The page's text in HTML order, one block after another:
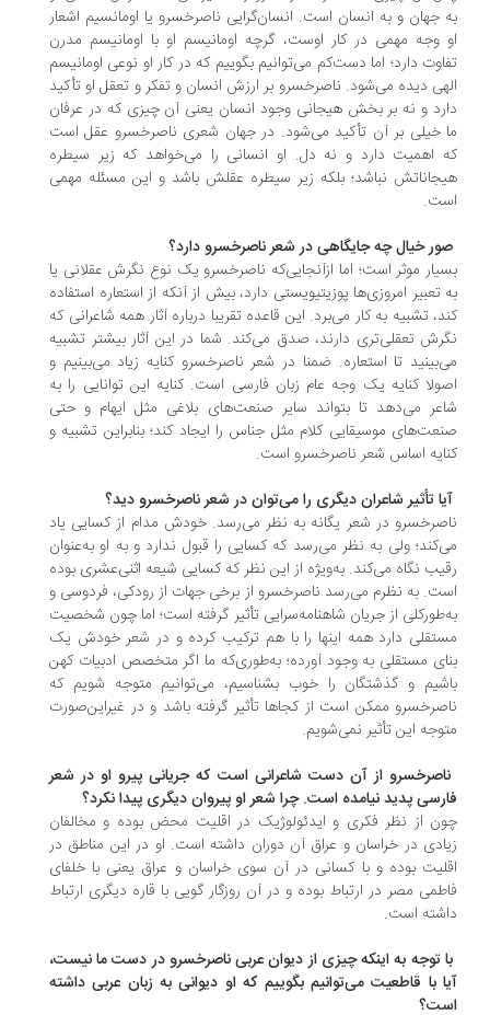
جهان و به انسان است. انسان‌گرایی ناصرخسرو یا اومانسیم اشعار
وجه مهمی در کار اوست، گرچه اومانیسم او با اومانیسم مدرن
دارد؛ اما دست‌کم می‌توانیم بگوییم که در کار او نوعی اومانیسم
دیده می‌شود. ناصرخسرو بر ارزش انسان و تفکر و تعقل او تأکید
و نه بر بخش هیجانی وجود انسان یعنی آن چیزی که در عرفان
خیلی بر آن تأکید می‌شود. در جهان شعری ناصرخسرو عقل است
اهمیت دارد و نه دل. او انسانی را می‌خواهد که زیر سیطره
نباشد؛ بلکه زیر سیطره عقلش باشد و این مسئله مهمی
خیال چه جایگاهی در شعر ناصرخسرو دارد؟
موثر است؛ اما از‌آنجایی‌که ناصرخسرو یک نوع نگرش عقلانی یا
تعبیر امروزی‌ها پوزیتیویستی دارد، بیش از آنکه از استعاره استفاده
تشبیه به کار می‌برد. این قاعده تقریبا درباره آثار همه شاعرانی که
تعقلی‌تری دارند، صدق می‌کند. شما در این آثار بیشتر تشبیه
تا استعاره. ضمنا در شعر ناصرخسرو کنایه زیاد می‌بینیم و
کنایه یک وجه عام زبان فارسی است. کنایه این توانایی را به
می‌‌دهد تا بتواند سایر صنعت‌های بلاغی مثل ایهام و حتی
موسیقایی کلام مثل جناس را ایجاد کند؛ بنابراین تشبیه و
اساس شعر ناصرخسرو است.
تأثیر شاعران دیگری را می‌توان در شعر ناصرخسرو دید؟
در شعر یگانه به نظر می‌رسد. خودش مدام از کسایی یاد
ولی به نظر می‌رسد که کسایی را قبول ندارد و به او به‌عنوان
نگاه می‌کند. به‌ویژه از این نظر که کسایی شیعه اثنی‌عشری بوده
به نظرم می‌رسد ناصرخسرو از برخی جهات از رودکی، فردوسی و
از جریان شاهنامه‌سرایی تأثیر گرفته است؛ اما چون شخصیت
دارد همه اینها را با هم ترکیب کرده و در شعر خودش یک
مستقلی به وجود آورده؛ به‌طوری‌که ما اگر متخصص ادبیات کهن
و گذشتگان را خوب بشناسیم، می‌توانیم متوجه شویم که
ممکن است از کجاها تأثیر گرفته باشد و در غیر‌این‌صورت
این تأثیر نمی‌شویم.
از آن دست شاعرانی است که جریانی پیرو او در شعر
پدید نیامده است. چرا شعر او پیروان دیگری پیدا نکرد؟
از نظر فکری و ایدئولوژیک در اقلیت محض بوده و مخالفان
در خراسان و عراق آن دوران داشته است. او در این مناطق در
بوده و با کسانی در آن‌ سوی خراسان و عراق یعنی با خلفای
مصر در ارتباط بوده و در آن روزگار گویی با قاره دیگری ارتباط
است.
توجه به اینکه چیزی از دیوان عربی ناصرخسرو در دست ما نیست،
با قاطعیت می‌توانیم بگوییم که او دیوانی به زبان عربی داشته